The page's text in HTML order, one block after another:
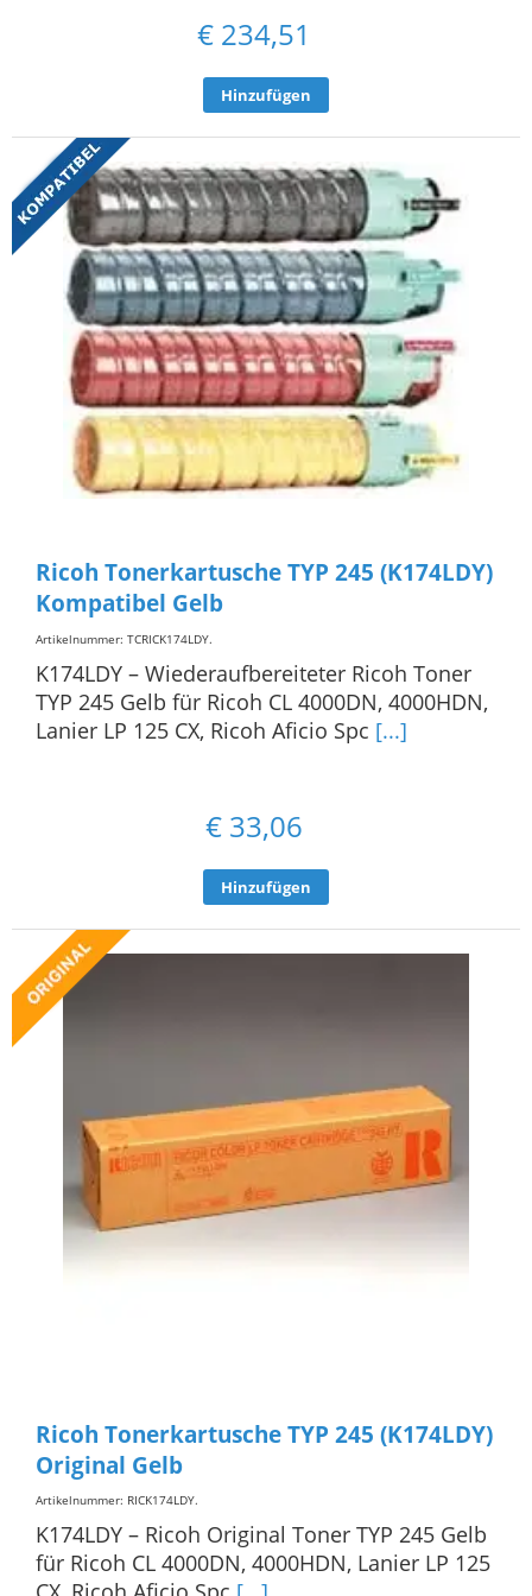
€ 234,51
Hinzufügen
Ricoh Tonerkartusche TYP 245 (K174LDY)
Kompatibel Gelb
Artikelnummer: TCRICK174LDY.
K174LDY – Wiederaufbereiteter Ricoh Toner
TYP 245 Gelb für Ricoh CL 4000DN, 4000HDN,
Lanier LP 125 CX, Ricoh Aficio Spc [...]
€ 33,06
Hinzufügen
Ricoh Tonerkartusche TYP 245 (K174LDY)
Original Gelb
Artikelnummer: RICK174LDY.
K174LDY – Ricoh Original Toner TYP 245 Gelb
für Ricoh CL 4000DN, 4000HDN, Lanier LP 125